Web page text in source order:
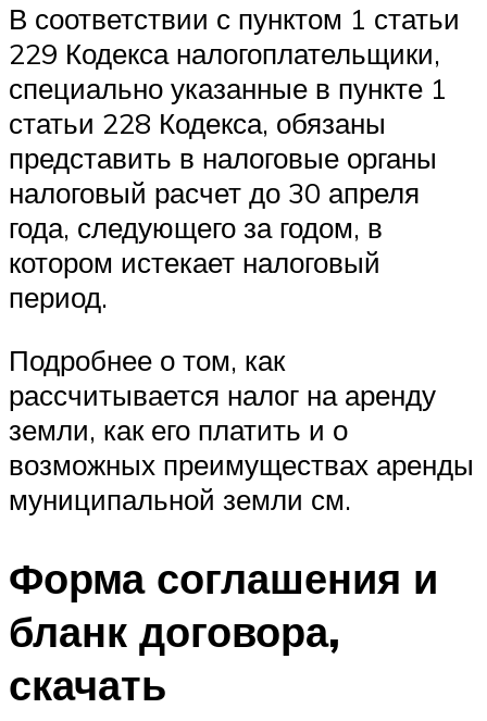
В соответствии с пунктом 1 статьи
229 Кодекса налогоплательщики,
специально указанные в пункте 1
статьи 228 Кодекса, обязаны
представить в налоговые органы
налоговый расчет до 30 апреля
года, следующего за годом, в
котором истекает налоговый
период.
Подробнее о том, как
рассчитывается налог на аренду
земли, как его платить и о
возможных преимуществах аренды
муниципальной земли см.
Форма соглашения и
бланк договора,
скачать